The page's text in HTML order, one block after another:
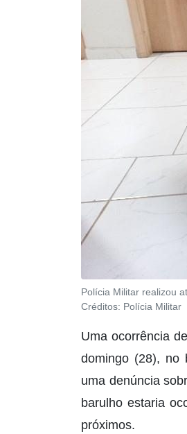
Polícia Militar realizou
Créditos: Polícia Militar
Uma ocorrência
domingo (28), no
uma denúncia
barulho estaria
próximos.